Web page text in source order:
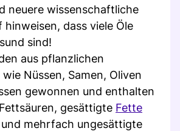
neuere wissenschaftliche
hinweisen, dass viele Öle
sind!
aus pflanzlichen
Nüssen, Samen, Oliven
gewonnen und enthalten
gesättigte Fette
mehrfach ungesättigte